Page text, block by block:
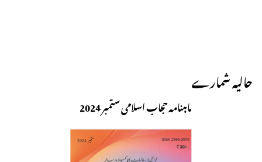
حالیہ شمارے
ماہنامہ حجاب اسلامی ستمبر 2024